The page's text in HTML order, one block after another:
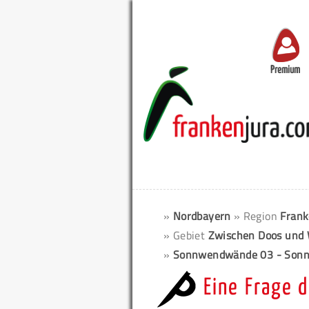
Premium
» Nordbayern » Region
» Gebiet Zwischen Doos und
» Sonnwendwände 03 -
Eine Frage